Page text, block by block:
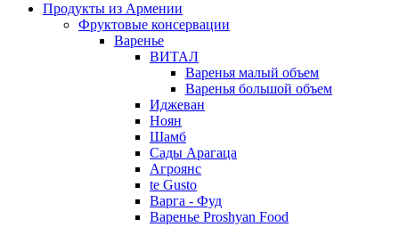
Продукты из Армении
Фруктовые консервации
Варенье
ВИТАЛ
Варенья малый объем
Варенья большой объем
Иджеван
Ноян
Шамб
Сады Арагаца
Агроянс
te Gusto
Варга - Фуд
Варенье Proshyan Food